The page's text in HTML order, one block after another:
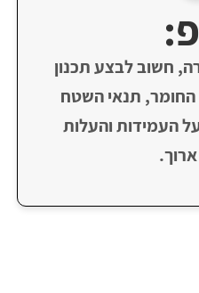
חשוב לבצע תכנון
החומר, תנאי השטח
העמידות והעלות